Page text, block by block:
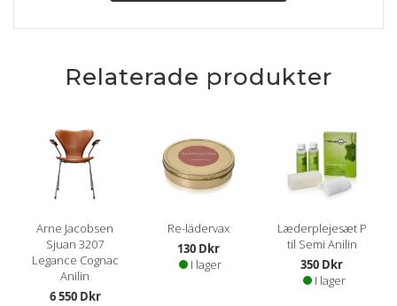
Relaterade produkter
Arne Jacobsen
Sjuan 3207
Legance Cognac
Anilin
6 550 Dkr
Re-lädervax
130 Dkr
I lager
Læderplejesæt P
til Semi Anilin
350 Dkr
I lager